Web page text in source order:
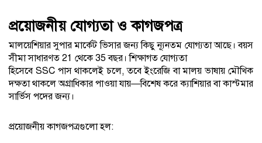
প্রয়োজনীয় যোগ্যতা ও কাগজপত্র
মালয়েশিয়ার সুপার মার্কেট ভিসার জন্য কিছু ন্যূনতম যোগ্যতা আছে। বয়স
সীমা সাধারণত 21 থেকে 35 বছর। শিক্ষাগত যোগ্যতা
হিসেবে SSC পাস থাকলেই চলে, তবে ইংরেজি বা মালয় ভাষায় মৌখিক
দক্ষতা থাকলে অগ্রাধিকার পাওয়া যায়—বিশেষ করে ক্যাশিয়ার বা কাস্টমার
সার্ভিস পদের জন্য।
প্রয়োজনীয় কাগজপত্রগুলো হল: